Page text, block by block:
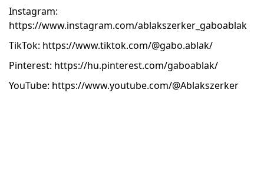
Instagram:
https://www.instagram.com/ablakszerker_gaboablak
TikTok: https://www.tiktok.com/@gabo.ablak/
Pinterest: https://hu.pinterest.com/gaboablak/
YouTube: https://www.youtube.com/@Ablakszerker